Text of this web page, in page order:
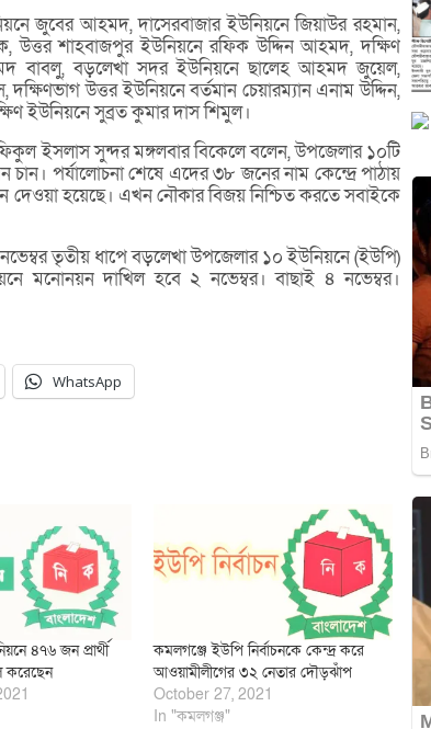
জুবের আহমদ, দাসেরবাজার ইউনিয়নে জিয়াউর রহমান,
উত্তর শাহবাজপুর ইউনিয়নে রফিক উদ্দিন আহমদ, দক্ষিণ
বাবলু, বড়লেখা সদর ইউনিয়নে ছালেহ আহমদ জুয়েল,
দক্ষিণভাগ উত্তর ইউনিয়নে বর্তমান চেয়ারম্যান এনাম উদ্দিন,
ইউনিয়নে সুব্রত কুমার দাস শিমুল।
ইসলাস সুন্দর মঙ্গলবার বিকেলে বলেন, উপজেলার ১০টি
পর্যালোচনা শেষে এদের ৩৮ জনের নাম কেন্দ্রে পাঠায়
হয়েছে। এখন নৌকার বিজয় নিশ্চিত করতে সবাইকে
তৃতীয় ধাপে বড়লেখা উপজেলার ১০ ইউনিয়নে (ইউপি)
মনোনয়ন দাখিল হবে ২ নভেম্বর। বাছাই ৪ নভেম্বর।
WhatsApp
৪৭৬ জন প্রার্থী
করেছেন
কমলগঞ্জে ইউপি নির্বাচনকে কেন্দ্র করে
আওয়ামীলীগের ৩২ নেতার দৌড়ঝাঁপ
October 27, 2021
In "কমলগঞ্জ"